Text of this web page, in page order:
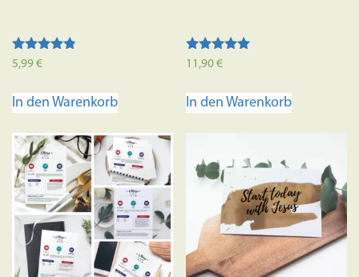
Bewertet
von 5
5,99€
In den Warenkorb
Bewertet mit
11,90€
In den Warenkorb